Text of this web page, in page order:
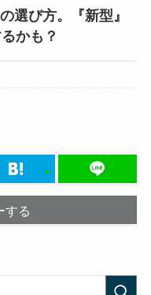
選び方。『新型』
かも？
する